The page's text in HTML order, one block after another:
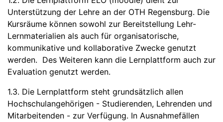
Unterstützung der Lehre an der OTH Regensburg. Die
Kursräume können sowohl zur Bereitstellung Lehr-
Lernmaterialien als auch für organisatorische,
kommunikative und kollaborative Zwecke genutzt
werden. Des Weiteren kann die Lernplattform auch zur
Evaluation genutzt werden.
1.3. Die Lernplattform steht grundsätzlich allen
Hochschulangehörigen - Studierenden, Lehrenden und
Mitarbeitenden - zur Verfügung. In Ausnahmefällen